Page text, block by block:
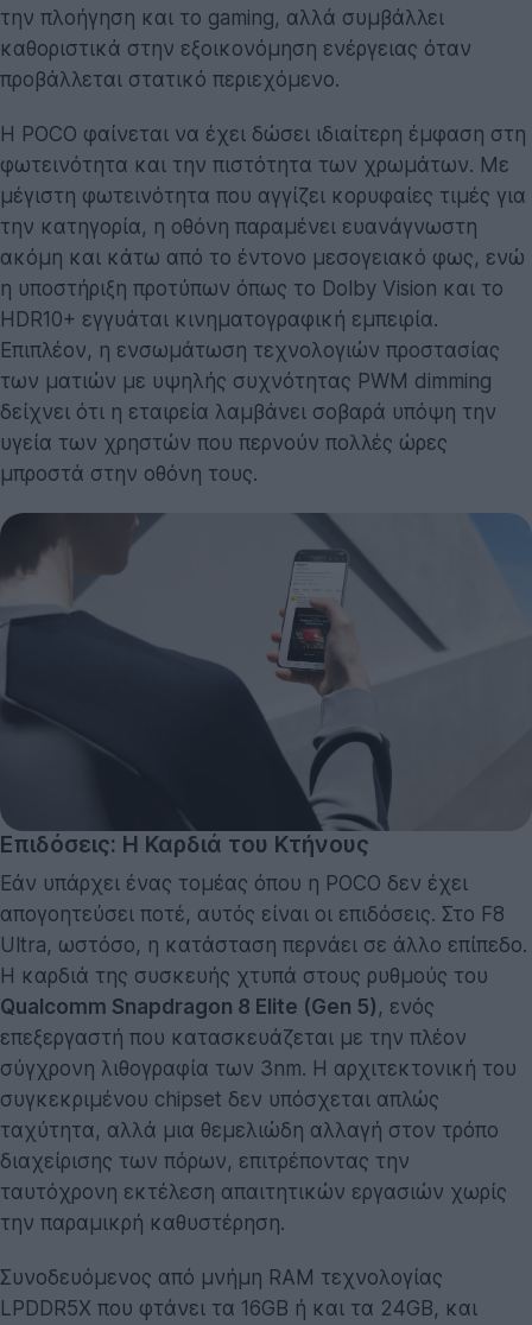
την πλοήγηση και το gaming, αλλά συμβάλλει
καθοριστικά στην εξοικονόμηση ενέργειας όταν
προβάλλεται στατικό περιεχόμενο.
Η POCO φαίνεται να έχει δώσει ιδιαίτερη έμφαση στη
φωτεινότητα και την πιστότητα των χρωμάτων. Με
μέγιστη φωτεινότητα που αγγίζει κορυφαίες τιμές για
την κατηγορία, η οθόνη παραμένει ευανάγνωστη
ακόμη και κάτω από το έντονο μεσογειακό φως, ενώ
η υποστήριξη προτύπων όπως το Dolby Vision και το
HDR10+ εγγυάται κινηματογραφική εμπειρία.
Επιπλέον, η ενσωμάτωση τεχνολογιών προστασίας
των ματιών με υψηλής συχνότητας PWM dimming
δείχνει ότι η εταιρεία λαμβάνει σοβαρά υπόψη την
υγεία των χρηστών που περνούν πολλές ώρες
μπροστά στην οθόνη τους.
Επιδόσεις: Η Καρδιά του Κτήνους
Εάν υπάρχει ένας τομέας όπου η POCO δεν έχει
απογοητεύσει ποτέ, αυτός είναι οι επιδόσεις. Στο F8
Ultra, ωστόσο, η κατάσταση περνάει σε άλλο επίπεδο.
Η καρδιά της συσκευής χτυπά στους ρυθμούς του
Qualcomm Snapdragon 8 Elite (Gen 5) , ενός
επεξεργαστή που κατασκευάζεται με την πλέον
σύγχρονη λιθογραφία των 3nm. Η αρχιτεκτονική του
συγκεκριμένου chipset δεν υπόσχεται απλώς
ταχύτητα, αλλά μια θεμελιώδη αλλαγή στον τρόπο
διαχείρισης των πόρων, επιτρέποντας την
ταυτόχρονη εκτέλεση απαιτητικών εργασιών χωρίς
την παραμικρή καθυστέρηση.
Συνοδευόμενος από μνήμη RAM τεχνολογίας
LPDDR5X που φτάνει τα 16GB ή και τα 24GB, και